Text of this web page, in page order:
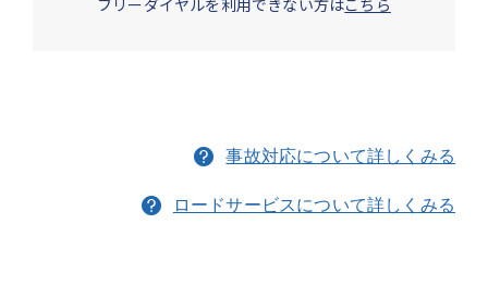
フリーダイヤルを利用できない方はこちら
事故対応について詳しくみる
ロードサービスについて詳しくみる